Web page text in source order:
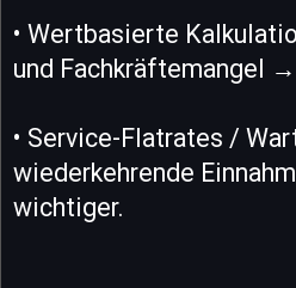
• Wertbasierte
und Fachkräftemangel
• Service-Flatrates /
wiederkehrende
wichtiger.